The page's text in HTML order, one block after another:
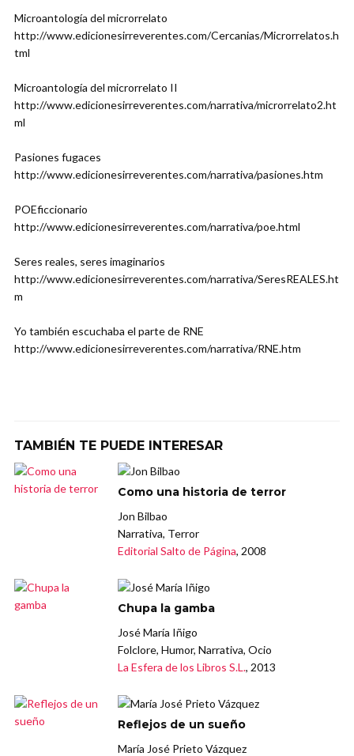
Microantología del microrrelato
http://www.edicionesirreverentes.com/Cercanias/Microrrelatos.h
tml
Microantología del microrrelato II
http://www.edicionesirreverentes.com/narrativa/microrrelato2.ht
ml
Pasiones fugaces
http://www.edicionesirreverentes.com/narrativa/pasiones.htm
POEficcionario
http://www.edicionesirreverentes.com/narrativa/poe.html
Seres reales, seres imaginarios
http://www.edicionesirreverentes.com/narrativa/SeresREALES.ht
m
Yo también escuchaba el parte de RNE
http://www.edicionesirreverentes.com/narrativa/RNE.htm
TAMBIÉN TE PUEDE INTERESAR
Como una historia de terror
Jon Bilbao
Narrativa, Terror
Editorial Salto de Página, 2008
Chupa la gamba
José María Iñigo
Folclore, Humor, Narrativa, Ocio
La Esfera de los Libros S.L., 2013
Reflejos de un sueño
María José Prieto Vázquez